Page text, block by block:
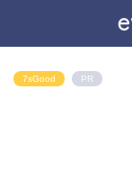
7sGood PR